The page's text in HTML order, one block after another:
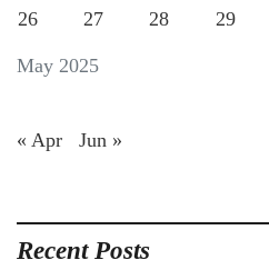
May 2025
26
27 28 29
« Apr Jun »
Recent Posts